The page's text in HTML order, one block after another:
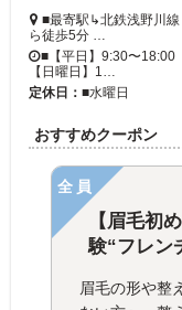
■最寄駅↳北鉄浅野川
ら徒歩5分 …
■【平日】9:30〜18:00
【日曜日】1…
定休日： ■水曜日
おすすめクーポン
全員
【眉毛初
験“フレン
眉毛の形や整